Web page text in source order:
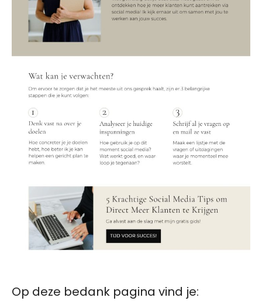
Op deze bedank pagina vind je: